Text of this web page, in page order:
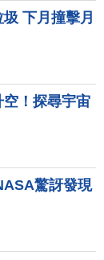
下月撞擊月
空！探尋宇宙
驚訝發現